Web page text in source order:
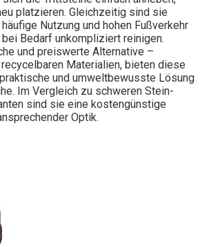
platzieren. Gleichzeitig sind sie
Nutzung und hohen Fußverkehr
Bedarf unkompliziert reinigen.
und preiswerte Alternative –
Materialien, bieten diese
und umweltbewusste Lösung
Im Vergleich zu schweren Stein-
sind sie eine kostengünstige
Optik.